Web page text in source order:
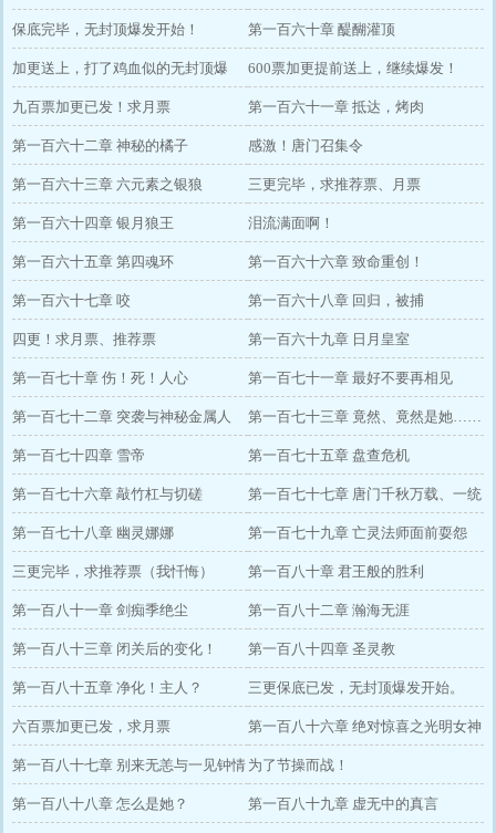
下
保底完毕，无封顶爆发开始！ 第一百六十章 醍醐灌顶
加更送上，打了鸡血似的无封顶爆
发！
600票加更提前送上，继续爆发！
九百票加更已发！求月票 第一百六十一章 抵达，烤肉
第一百六十二章 神秘的橘子 感激！唐门召集令
第一百六十三章 六元素之银狼 三更完毕，求推荐票、月票
第一百六十四章 银月狼王 泪流满面啊！
第一百六十五章 第四魂环 第一百六十六章 致命重创！
第一百六十七章 咬 第一百六十八章 回归，被捕
四更！求月票、推荐票 第一百六十九章 日月皇室
第一百七十章 伤！死！人心 第一百七十一章 最好不要再相见
第一百七十二章 突袭与神秘金属人 第一百七十三章 竟然、竟然是她……
第一百七十四章 雪帝 第一百七十五章 盘查危机
第一百七十六章 敲竹杠与切磋 第一百七十七章 唐门千秋万载、一统
江湖
第一百七十八章 幽灵娜娜 第一百七十九章 亡灵法师面前耍怨
灵？
三更完毕，求推荐票（我忏悔） 第一百八十章 君王般的胜利
第一百八十一章 剑痴季绝尘 第一百八十二章 瀚海无涯
第一百八十三章 闭关后的变化！ 第一百八十四章 圣灵教
第一百八十五章 净化！主人？ 三更保底已发，无封顶爆发开始。
六百票加更已发，求月票 第一百八十六章 绝对惊喜之光明女神
蝶
第一百八十七章 别来无恙与一见钟情 为了节操而战！
第一百八十八章 怎么是她？ 第一百八十九章 虚无中的真言